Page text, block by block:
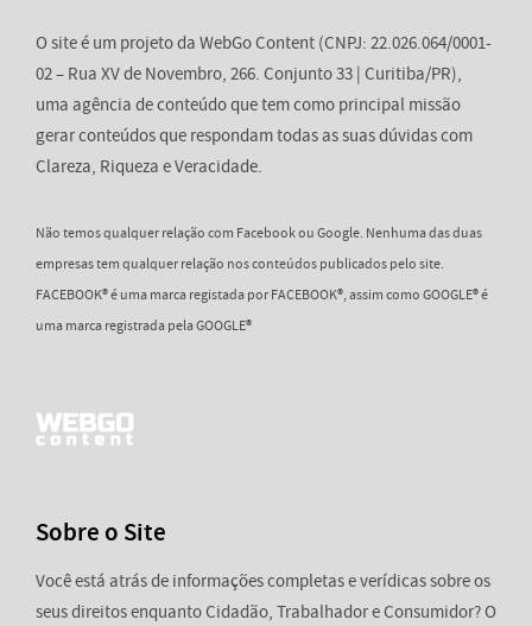
O site é um projeto da WebGo Content (CNPJ: 22.026.064/0001-
02 – Rua XV de Novembro, 266. Conjunto 33 | Curitiba/PR),
uma agência de conteúdo que tem como principal missão
gerar conteúdos que respondam todas as suas dúvidas com
Clareza, Riqueza e Veracidade.
Não temos qualquer relação com Facebook ou Google. Nenhuma das duas
empresas tem qualquer relação nos conteúdos publicados pelo site.
FACEBOOK® é uma marca registada por FACEBOOK®, assim como GOOGLE® é
uma marca registrada pela GOOGLE®
Sobre o Site
Você está atrás de informações completas e verídicas sobre os
seus direitos enquanto Cidadão, Trabalhador e Consumidor? O